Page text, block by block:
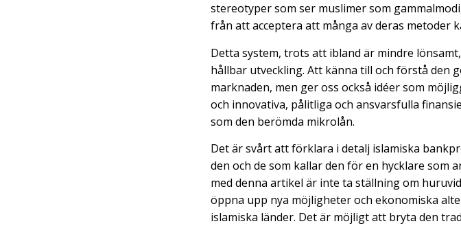
stereotyper som ser muslimer som
från att acceptera att många av deras metoder
Detta system, trots att ibland är mindre
hållbar utveckling. Att känna till och förstå den
marknaden, men ger oss också idéer som
och innovativa, pålitliga och ansvarsfulla
som den berömda mikrolån.
Det är svårt att förklara i detalj islamiska
den och de som kallar den för en hycklare
med denna artikel är inte ta ställning om
öppna upp nya möjligheter och ekonomiska
islamiska länder. Det är möjligt att bryta den